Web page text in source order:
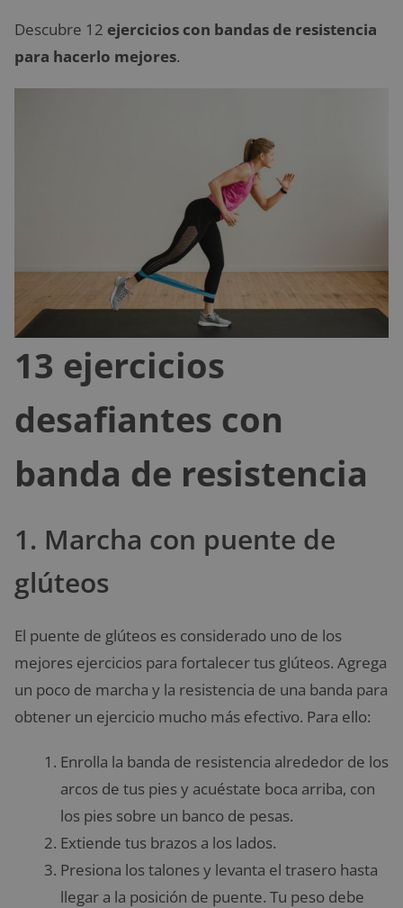
Descubre 12 ejercicios con bandas de resistencia
para hacerlo mejores.
13 ejercicios
desafiantes con
banda de resistencia
1. Marcha con puente de
glúteos
El puente de glúteos es considerado uno de los
mejores ejercicios para fortalecer tus glúteos. Agrega
un poco de marcha y la resistencia de una banda para
obtener un ejercicio mucho más efectivo. Para ello:
Enrolla la banda de resistencia alrededor de los
arcos de tus pies y acuéstate boca arriba, con
los pies sobre un banco de pesas.
Extiende tus brazos a los lados.
Presiona los talones y levanta el trasero hasta
llegar a la posición de puente. Tu peso debe